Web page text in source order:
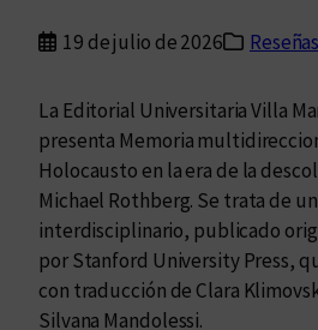
e
2
5
.
5
4
2
:
b
19 de julio de 2026 Reseñas
La Editorial Universitaria Villa
presenta Memoria
Holocausto en la era de la
Michael Rothberg. Se trata de
interdisciplinario, publicado
por Stanford University Press,
con traducción de Clara
Silvana Mandolessi.